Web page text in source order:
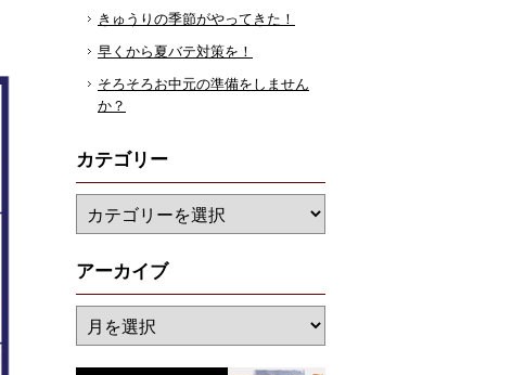
きゅうりの季節がやってきた！
早くから夏バテ対策を！
そろそろお中元の準備をしません
か？
カテゴリー
アーカイブ